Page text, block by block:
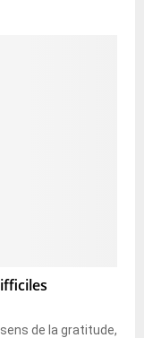
de la gratitude,